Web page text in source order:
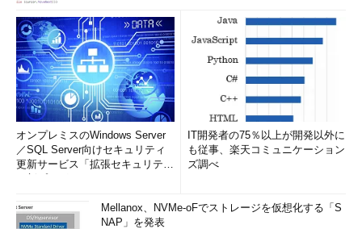
オンプレミスのWindows Server
／SQL Server向けセキュリティ
更新サービス「拡張セキュリティ
IT開発者の75％以上が開発以外に
も従事、楽天コミュニケーション
ズ調べ
Mellanox、NVMe-oFでストレージを仮想化する「S
NAP」を発表